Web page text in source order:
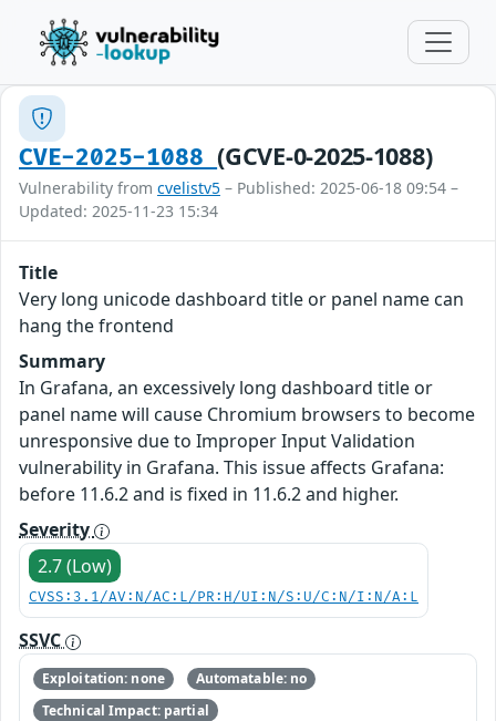
CVE-2025-1088(GCVE-0-2025-1088)
Vulnerability from cvelistv5 – Published: 2025-06-18 09:54 –
Updated: 2025-11-23 15:34
Title
Very long unicode dashboard title or panel name can
hang the frontend
Summary
In Grafana, an excessively long dashboard title or
panel name will cause Chromium browsers to become
unresponsive due to Improper Input Validation
vulnerability in Grafana. This issue affects Grafana:
before 11.6.2 and is fixed in 11.6.2 and higher.
Severity
2.7 (Low)
CVSS:3.1/AV:N/AC:L/PR:H/UI:N/S:U/C:N/I:N/A:L
SSVC
Exploitation: none
Automatable: no
Technical Impact: partial